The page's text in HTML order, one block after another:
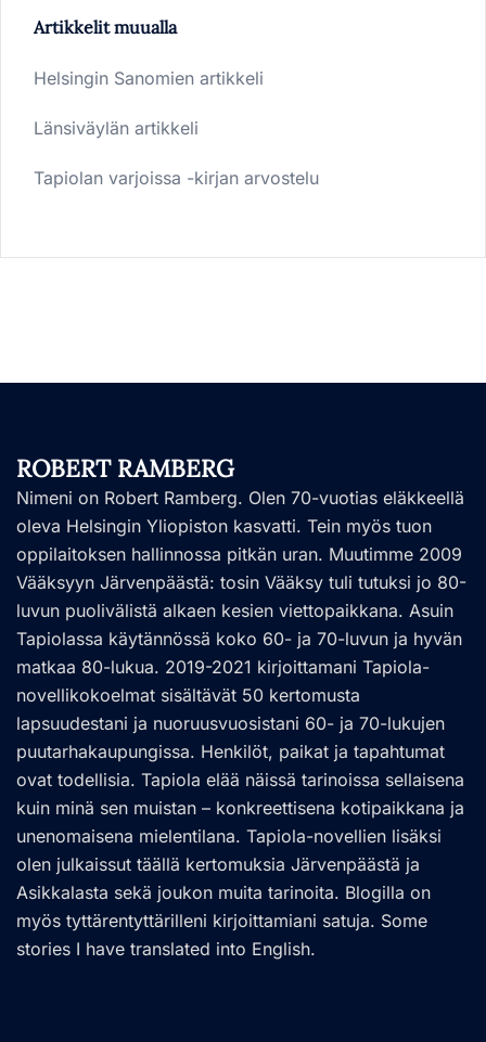
Artikkelit muualla
Helsingin Sanomien artikkeli
Länsiväylän artikkeli
Tapiolan varjoissa -kirjan arvostelu
ROBERT RAMBERG
Nimeni on Robert Ramberg. Olen 70-vuotias eläkkeellä
oleva Helsingin Yliopiston kasvatti. Tein myös tuon
oppilaitoksen hallinnossa pitkän uran. Muutimme 2009
Vääksyyn Järvenpäästä: tosin Vääksy tuli tutuksi jo 80-
luvun puolivälistä alkaen kesien viettopaikkana. Asuin
Tapiolassa käytännössä koko 60- ja 70-luvun ja hyvän
matkaa 80-lukua. 2019-2021 kirjoittamani Tapiola-
novellikokoelmat sisältävät 50 kertomusta
lapsuudestani ja nuoruusvuosistani 60- ja 70-lukujen
puutarhakaupungissa. Henkilöt, paikat ja tapahtumat
ovat todellisia. Tapiola elää näissä tarinoissa sellaisena
kuin minä sen muistan – konkreettisena kotipaikkana ja
unenomaisena mielentilana. Tapiola-novellien lisäksi
olen julkaissut täällä kertomuksia Järvenpäästä ja
Asikkalasta sekä joukon muita tarinoita. Blogilla on
myös tyttärentyttärilleni kirjoittamiani satuja. Some
stories I have translated into English.